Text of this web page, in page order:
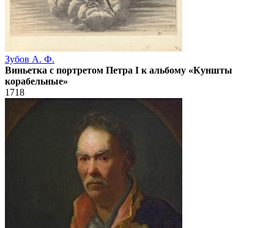
Зубов А. Ф.
Виньетка с портретом Петра I к альбому «Куншты
корабельные»
1718